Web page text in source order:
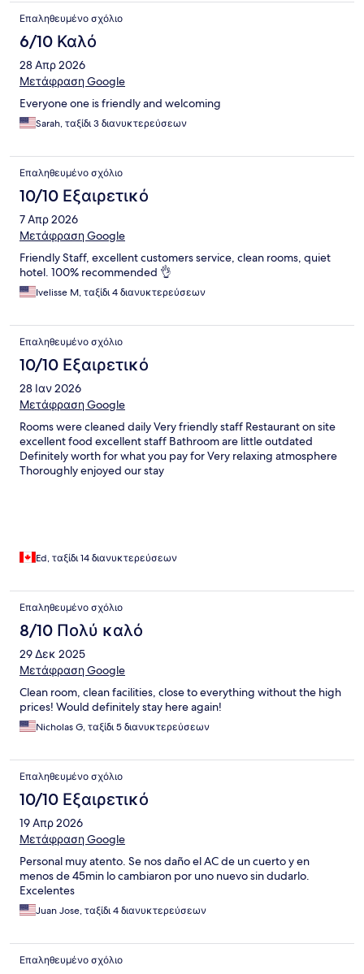
Επαληθευμένο σχόλιο
6/10 Καλό
28 Απρ 2026
Μετάφραση Google
Everyone one is friendly and welcoming
Sarah, ταξίδι 3 διανυκτερεύσεων
Επαληθευμένο σχόλιο
10/10 Εξαιρετικό
7 Απρ 2026
Μετάφραση Google
Friendly Staff, excellent customers service, clean rooms, quiet
hotel. 100% recommended 👌
Ivelisse M, ταξίδι 4 διανυκτερεύσεων
Επαληθευμένο σχόλιο
10/10 Εξαιρετικό
28 Ιαν 2026
Μετάφραση Google
Rooms were cleaned daily Very friendly staff Restaurant on site
excellent food excellent staff Bathroom are little outdated
Definitely worth for what you pay for Very relaxing atmosphere
Thoroughly enjoyed our stay
Ed, ταξίδι 14 διανυκτερεύσεων
Επαληθευμένο σχόλιο
8/10 Πολύ καλό
29 Δεκ 2025
Μετάφραση Google
Clean room, clean facilities, close to everything without the high
prices! Would definitely stay here again!
Nicholas G, ταξίδι 5 διανυκτερεύσεων
Επαληθευμένο σχόλιο
10/10 Εξαιρετικό
19 Απρ 2026
Μετάφραση Google
Personal muy atento. Se nos daño el AC de un cuerto y en
menos de 45min lo cambiaron por uno nuevo sin dudarlo.
Excelentes
Juan Jose, ταξίδι 4 διανυκτερεύσεων
Επαληθευμένο σχόλιο